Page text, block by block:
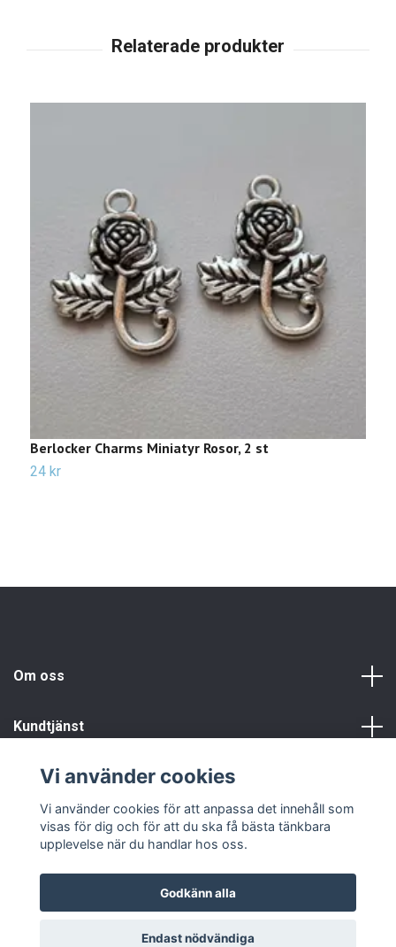
Berlocker Charms Miniatyr Rosor, 2 st
24 kr
Om oss
Kundtjänst
© 2026 Fyndgren
Vi använder cookies
Vi använder cookies för att anpassa det innehåll som
visas för dig och för att du ska få bästa tänkbara
upplevelse när du handlar hos oss.
Godkänn alla
Endast nödvändiga